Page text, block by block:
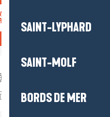
SAINT-LYPHARD
SAINT-MOLF
BORDS DE MER